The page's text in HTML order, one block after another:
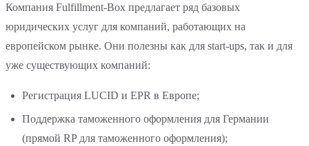
Компания Fulfillment-Box предлагает ряд базовых
юридических услуг для компаний, работающих на
европейском рынке. Они полезны как для start-ups, так и для
уже существующих компаний:
Регистрация LUCID и EPR в Европе;
Поддержка таможенного оформления для Германии
(прямой RP для таможенного оформления);